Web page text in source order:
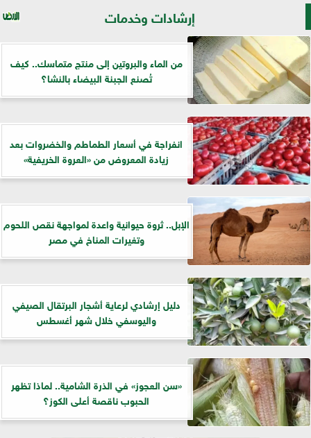
إرشادات وخدمات
من الماء والبروتين إلى منتج متماسك.. كيف
تُصنع الجبنة البيضاء بالنشا؟
انفراجة في أسعار الطماطم والخضروات بعد
زيادة المعروض من «العروة الخريفية»
الإبل.. ثروة حيوانية واعدة لمواجهة نقص اللحوم
وتغيرات المناخ في مصر
دليل إرشادي لرعاية أشجار البرتقال الصيفي
واليوسفي خلال شهر أغسطس
«سن العجوز» في الذرة الشامية.. لماذا تظهر
الحبوب ناقصة أعلى الكوز؟